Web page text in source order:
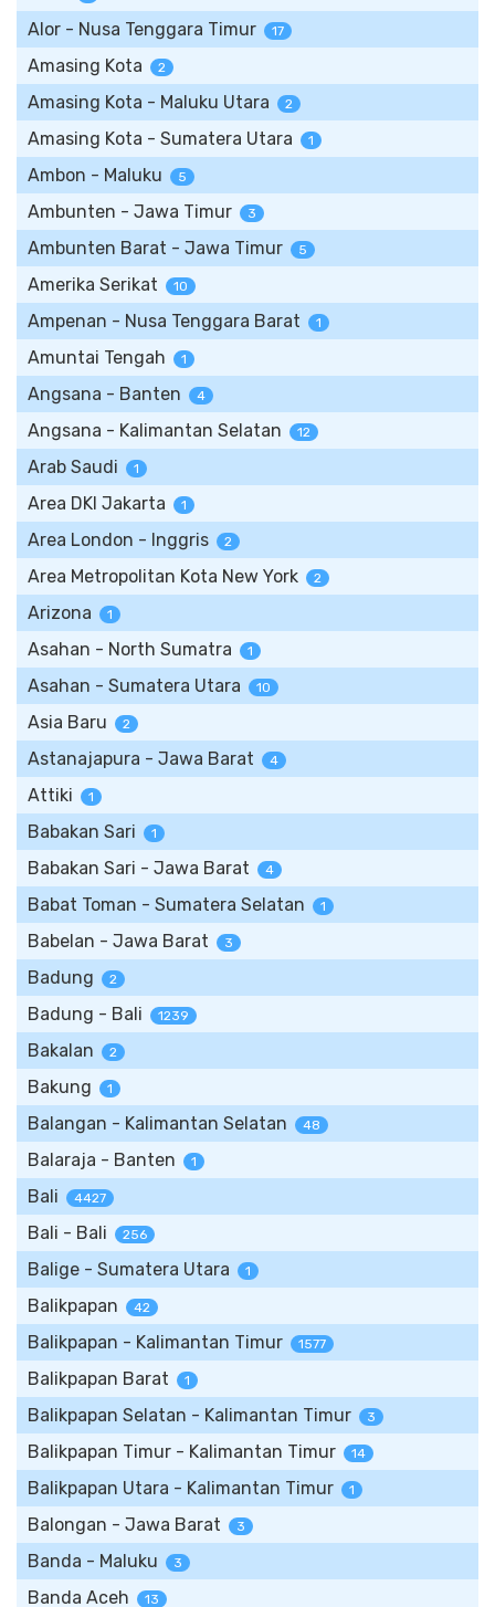
Alor - Nusa Tenggara Timur 17
Amasing Kota 2
Amasing Kota - Maluku Utara 2
Amasing Kota - Sumatera Utara 1
Ambon - Maluku 5
Ambunten - Jawa Timur 3
Ambunten Barat - Jawa Timur 5
Amerika Serikat 10
Ampenan - Nusa Tenggara Barat 1
Amuntai Tengah 1
Angsana - Banten 4
Angsana - Kalimantan Selatan 12
Arab Saudi 1
Area DKI Jakarta 1
Area London - Inggris 2
Area Metropolitan Kota New York 2
Arizona 1
Asahan - North Sumatra 1
Asahan - Sumatera Utara 10
Asia Baru 2
Astanajapura - Jawa Barat 4
Attiki 1
Babakan Sari 1
Babakan Sari - Jawa Barat 4
Babat Toman - Sumatera Selatan 1
Babelan - Jawa Barat 3
Badung 2
Badung - Bali 1239
Bakalan 2
Bakung 1
Balangan - Kalimantan Selatan 48
Balaraja - Banten 1
Bali 4427
Bali - Bali 256
Balige - Sumatera Utara 1
Balikpapan 42
Balikpapan - Kalimantan Timur 1577
Balikpapan Barat 1
Balikpapan Selatan - Kalimantan Timur 3
Balikpapan Timur - Kalimantan Timur 14
Balikpapan Utara - Kalimantan Timur 1
Balongan - Jawa Barat 3
Banda - Maluku 3
Banda Aceh 13